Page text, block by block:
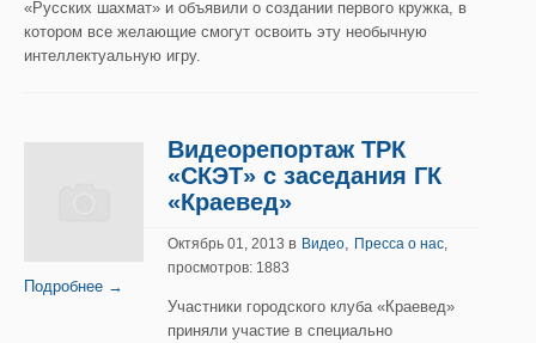
«Русских шахмат» и объявили о создании первого кружка, в
котором все желающие смогут освоить эту необычную
интеллектуальную игру.
Подробнее →
Видеорепортаж ТРК
«СКЭТ» с заседания ГК
«Краевед»
Октябрь 01, 2013 в Видео, Пресса о нас,
просмотров: 1883
Участники городского клуба «Краевед»
приняли участие в специально